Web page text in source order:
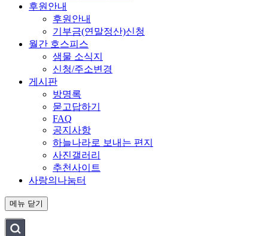
후원안내
후원안내
기부금(연말정산)신청
월간 호스피스
샘물 소식지
신청/주소변경
게시판
방명록
묻고답하기
FAQ
공지사항
하늘나라로 보내는 편지
사진갤러리
추천사이트
사랑의나눔터
메뉴 닫기